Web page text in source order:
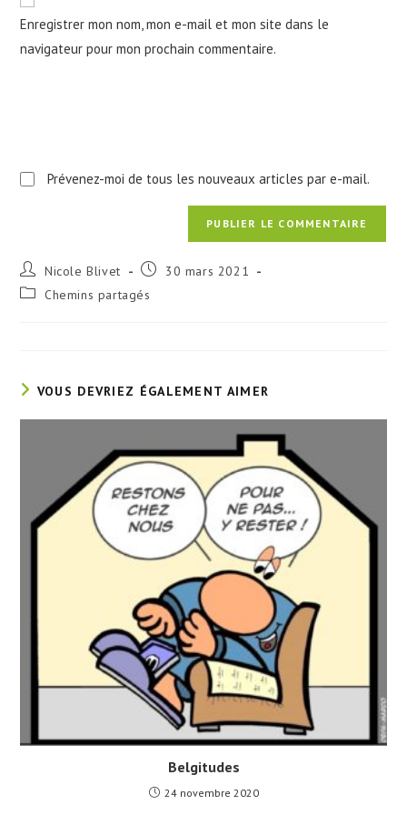
votre
site
(facultatif)
Enregistrer mon nom, mon e-mail et mon site dans le
navigateur pour mon prochain commentaire.
Prévenez-moi de tous les nouveaux articles par e-mail.
Auteur/autrice
de
la
Nicole Blivet
Publication
30 mars 2021
Post Chemins partagés
VOUS DEVRIEZ ÉGALEMENT AIMER
Belgitudes
24 novembre 2020